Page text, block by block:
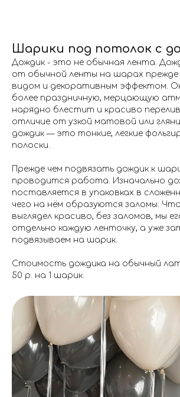
Шарики под потолок с
Дождик - это не обычная лента.
от обычной ленты на шарах прежде
видом и декоративным эффектом.
более праздничную, мерцающую
нарядно блестит и красиво
отличие от узкой матовой или
дождик — это тонкие, легкие
полоски.
Прежде чем подвязать дождик к
проводится работа. Изначально
поставляется в упаковках в
чего на нём образуются заломы.
выглядел красиво, без заломов, мы
отдельно каждую ленточку, а уже
подвязываем на шарик.
Стоимость дождика на обычный
50 р. на 1 шарик.